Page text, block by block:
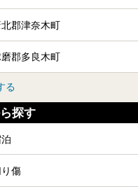
郡津奈木町
郡多良木町
る
探す
傷